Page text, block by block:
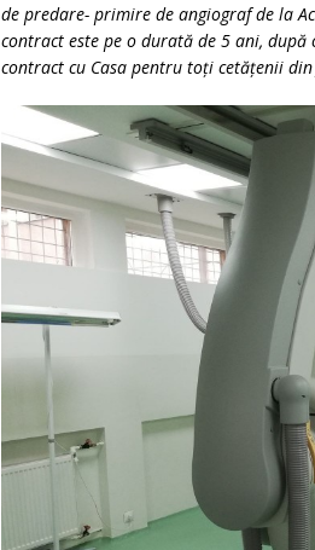
de predare- primire de angiograf de la
contract este pe o durată de 5 ani,
contract cu Casa pentru toți cetățenii